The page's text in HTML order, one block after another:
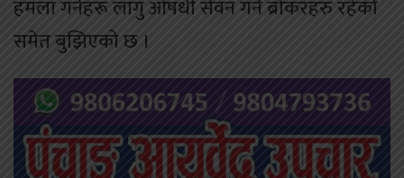
हमला गर्नेहरू लागु ओषधी सेवन गर्ने ब्रोकरहरु रहेको
समेत बुझिएको छ ।